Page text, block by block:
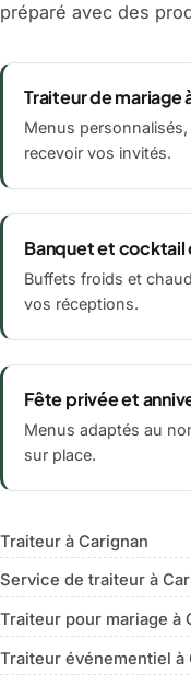
préparé avec des
Traiteur de mariage
Menus
recevoir vos invités.
Banquet et cocktail
Buffets froids et
vos réceptions.
Fête privée et
Menus adaptés au
sur place.
Traiteur à Carignan
Service de traiteur à
Traiteur pour mariage à
Traiteur événementiel à